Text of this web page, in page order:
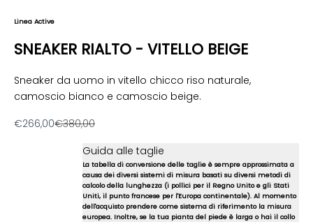
Linea Active
SNEAKER RIALTO - VITELLO BEIGE
Sneaker da uomo in vitello chicco riso naturale,
camoscio bianco e camoscio beige.
Prezzo scontato
€266,00Prezzo
€380,00
Guida alle taglie
La tabella di conversione delle taglie è sempre approssimata a
causa dei diversi sistemi di misura basati su diversi metodi di
calcolo della lunghezza (i pollici per il Regno Unito e gli Stati
Uniti, il punto francese per l'Europa continentale). Al momento
dell'acquisto prendere come sistema di riferimento la misura
europea. Inoltre, se la tua pianta del piede è larga o hai il collo